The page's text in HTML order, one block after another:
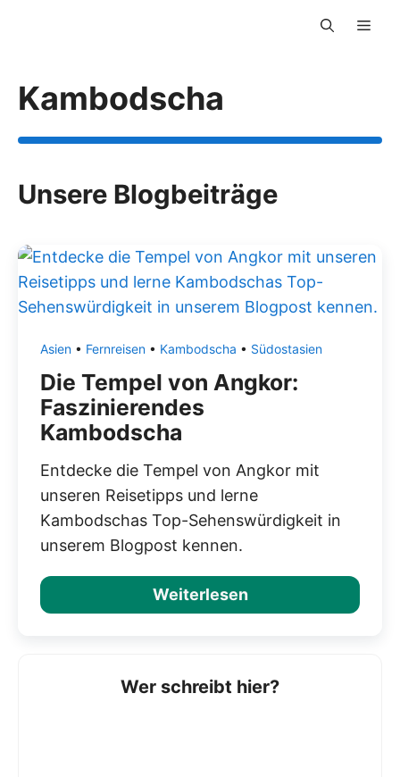
Kambodscha
Unsere Blogbeiträge
Asien • Fernreisen • Kambodscha • Südostasien
Die Tempel von Angkor:
Faszinierendes
Kambodscha
Entdecke die Tempel von Angkor mit
unseren Reisetipps und lerne
Kambodschas Top-Sehenswürdigkeit in
unserem Blogpost kennen.
Weiterlesen
Wer schreibt hier?